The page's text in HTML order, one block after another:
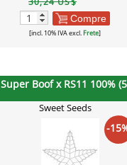
Compre
[incl. 10% IVA excl.Frete]
Super Boof x RS11 100%
Sweet Seeds
-